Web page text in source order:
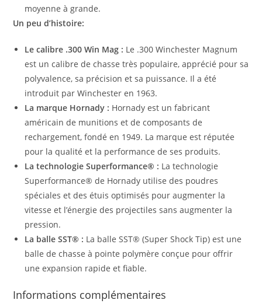
moyenne à grande.
Un peu d’histoire:
Le calibre .300 Win Mag : Le .300 Winchester Magnum
est un calibre de chasse très populaire, apprécié pour sa
polyvalence, sa précision et sa puissance. Il a été
introduit par Winchester en 1963.
La marque Hornady : Hornady est un fabricant
américain de munitions et de composants de
rechargement, fondé en 1949. La marque est réputée
pour la qualité et la performance de ses produits.
La technologie Superformance® : La technologie
Superformance® de Hornady utilise des poudres
spéciales et des étuis optimisés pour augmenter la
vitesse et l’énergie des projectiles sans augmenter la
pression.
La balle SST® : La balle SST® (Super Shock Tip) est une
balle de chasse à pointe polymère conçue pour offrir
une expansion rapide et fiable.
Informations complémentaires